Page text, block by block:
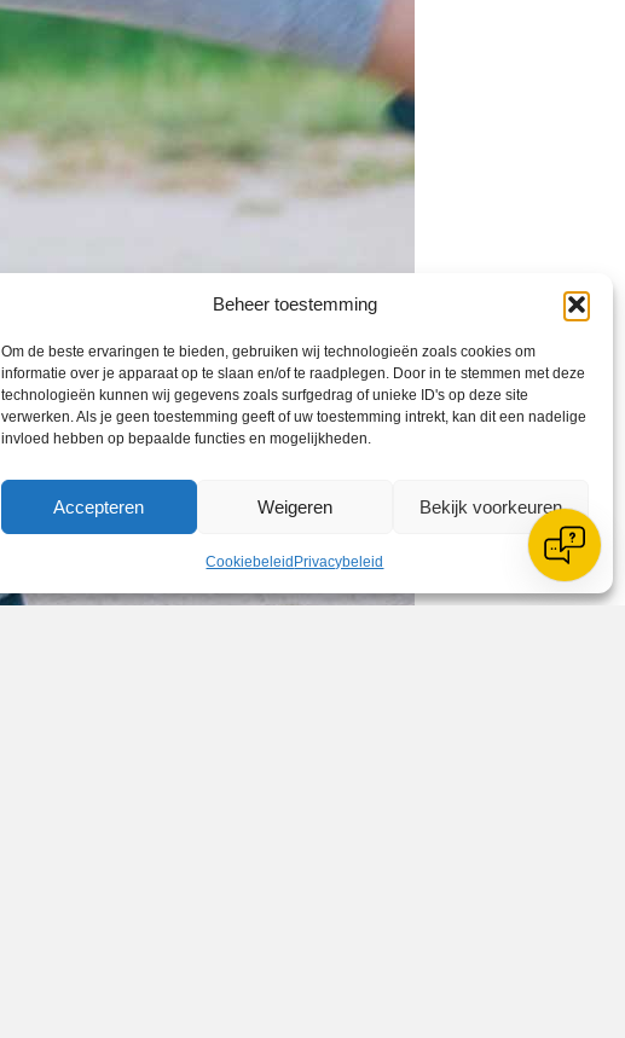
Beheer toestemming
Om de beste ervaringen te bieden, gebruiken wij technologieën zoals cookies om
informatie over je apparaat op te slaan en/of te raadplegen. Door in te stemmen met deze
technologieën kunnen wij gegevens zoals surfgedrag of unieke ID's op deze site
verwerken. Als je geen toestemming geeft of uw toestemming intrekt, kan dit een nadelige
invloed hebben op bepaalde functies en mogelijkheden.
Accepteren Weigeren Bekijk voorkeuren
Cookiebeleid Privacybeleid